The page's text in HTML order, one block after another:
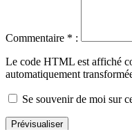
Commentaire * :
Le code HTML est affiché
automatiquement
Se souvenir de moi sur
Prévisualiser